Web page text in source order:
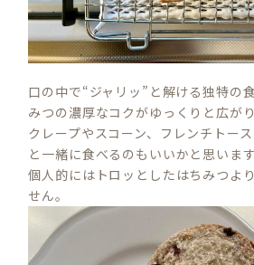
口の中で“ジャリッ”と解ける独特の
みつの濃厚なコクがゆっくりと広がり
クレープやスコーン、フレンチトー
と一緒に食べるのもいいかと思います
個人的にはトロッとしたはちみつよ
せん。